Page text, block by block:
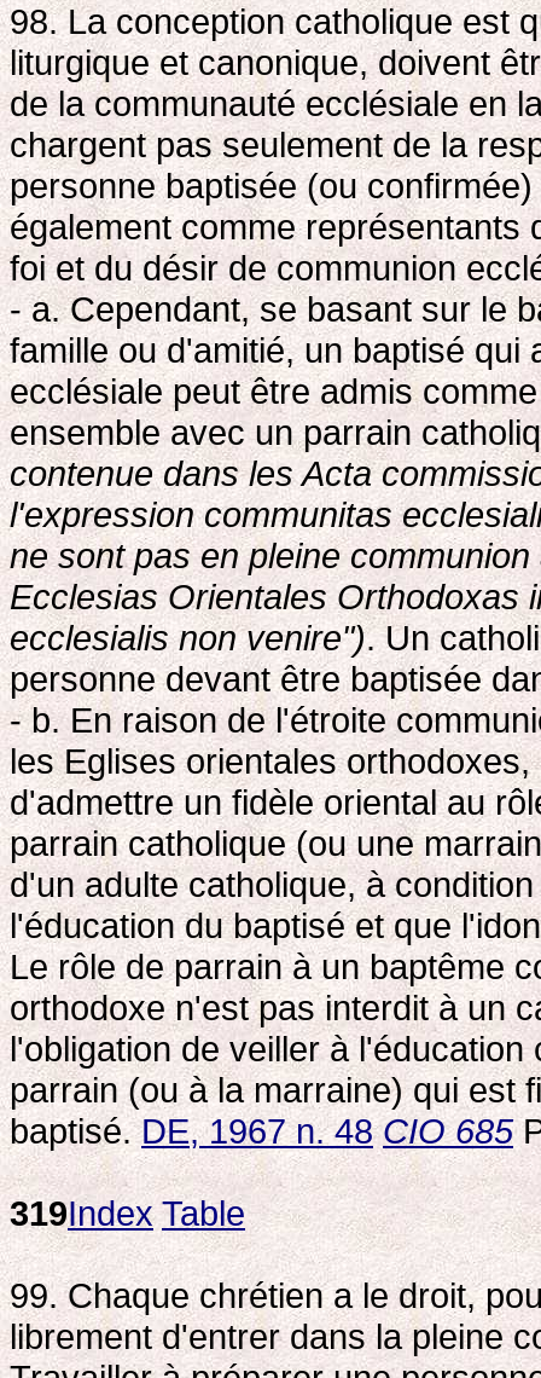
98. La conception catholique est
liturgique et canonique, doivent
de la communauté ecclésiale en
chargent pas seulement de la
personne baptisée (ou
également comme représentants
foi et du désir de communion
- a. Cependant, se basant sur le
famille ou d'amitié, un baptisé
ecclésiale peut être admis
ensemble avec un parrain
contenue dans les Acta
l'expression communitas
ne sont pas en pleine
Ecclesias Orientales Orthodoxas
ecclesialis non venire"). Un
personne devant être baptisée
- b. En raison de l'étroite
les Eglises orientales
d'admettre un fidèle oriental au
parrain catholique (ou une
d'un adulte catholique, à
l'éducation du baptisé et que
Le rôle de parrain à un baptême
orthodoxe n'est pas interdit à un
l'obligation de veiller à
parrain (ou à la marraine) qui est
baptisé.DE, 1967 n. 48 CIO 685
319Index Table
99. Chaque chrétien a le droit,
librement d'entrer dans la pleine